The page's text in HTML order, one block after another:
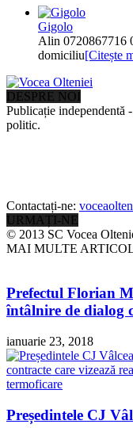
Gigolo
Alin 0720867716
domiciliu[Citește
DESPRE NOI
Publicație independentă
politic.
Contactați-ne:
URMAȚI-NE
© 2013 SC Vocea
MAI MULTE
Prefectul Florian
întâlnire de dialog
ianuarie 23, 2018
Președintele CJ